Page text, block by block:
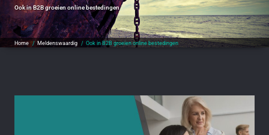
Ook in B2B groeien online bestedingen
Home / Meldenswaardig / Ook in B2B groeien online bestedingen